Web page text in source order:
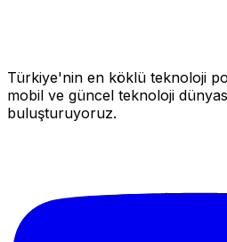
Türkiye'nin en köklü teknoloji
mobil ve güncel teknoloji
buluşturuyoruz.